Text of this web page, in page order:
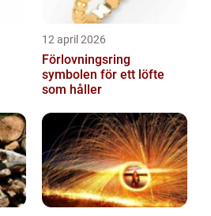
12 april 2026
Förlovningsring
symbolen för ett löfte
som håller